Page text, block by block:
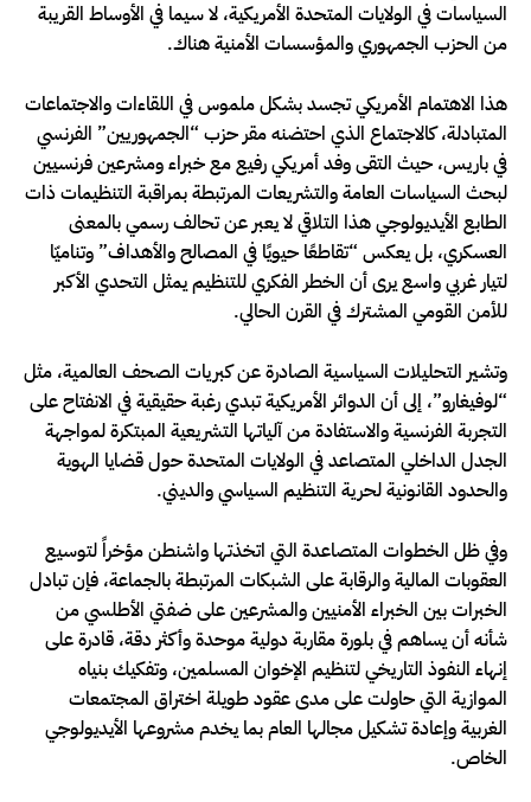
السياسات في الولايات المتحدة الأمريكية، لا سيما في الأوساط القريبة
من الحزب الجمهوري والمؤسسات الأمنية هناك.
هذا الاهتمام الأمريكي تجسد بشكل ملموس في اللقاءات والاجتماعات
المتبادلة، كالاجتماع الذي احتضنه مقر حزب “الجمهوريين” الفرنسي
في باريس، حيث التقى وفد أمريكي رفيع مع خبراء ومشرعين فرنسيين
لبحث السياسات العامة والتشريعات المرتبطة بمراقبة التنظيمات ذات
الطابع الأيديولوجي هذا التلاقي لا يعبر عن تحالف رسمي بالمعنى
العسكري، بل يعكس “تقاطعًا حيويًا في المصالح والأهداف” وتناميّا
لتيار غربي واسع يرى أن الخطر الفكري للتنظيم يمثل التحدي الأكبر
للأمن القومي المشترك في القرن الحالي.
وتشير التحليلات السياسية الصادرة عن كبريات الصحف العالمية، مثل
“لوفيغارو”، إلى أن الدوائر الأمريكية تبدي رغبة حقيقية في الانفتاح على
التجربة الفرنسية والاستفادة من آلياتها التشريعية المبتكرة لمواجهة
الجدل الداخلي المتصاعد في الولايات المتحدة حول قضايا الهوية
والحدود القانونية لحرية التنظيم السياسي والديني.
وفي ظل الخطوات المتصاعدة التي اتخذتها واشنطن مؤخراً لتوسيع
العقوبات المالية والرقابة على الشبكات المرتبطة بالجماعة، فإن تبادل
الخبرات بين الخبراء الأمنيين والمشرعين على ضفتي الأطلسي من
شأنه أن يساهم في بلورة مقاربة دولية موحدة وأكثر دقة، قادرة على
إنهاء النفوذ التاريخي لتنظيم الإخوان المسلمين، وتفكيك بنياه
الموازية التي حاولت على مدى عقود طويلة اختراق المجتمعات
الغربية وإعادة تشكيل مجالها العام بما يخدم مشروعها الأيديولوجي
الخاص.